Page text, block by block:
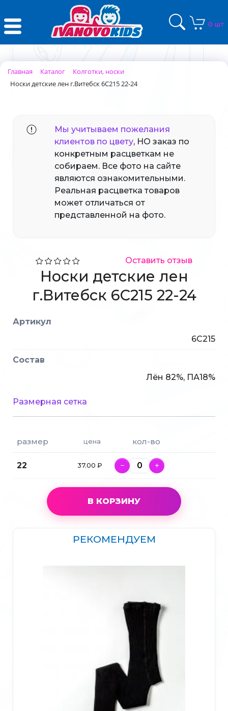
0 шт
Главная Каталог
Колготки, носки
Носки детские лен г.Витебск 6С215 22-24
Мы учитываем пожелания
клиентов по цвету, НО заказ по
конкретным расцветкам не
собираем. Все фото на сайте
являются ознакомительными.
Реальная расцветка товаров
может отличаться от
представленной на фото.
Оставить отзыв
Носки детские лен
г.Витебск 6С215 22-24
Артикул
6С215
Состав
Лён 82%, ПА18%
Размерная сетка
размер цена кол-во
22 37.00 ₽ − +
В КОРЗИНУ
РЕКОМЕНДУЕМ